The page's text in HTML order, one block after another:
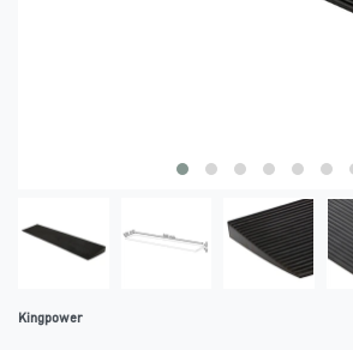
Kingpower